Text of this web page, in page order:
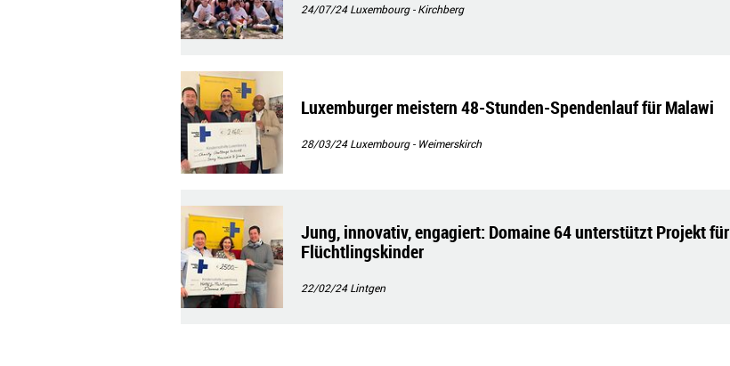
24/07/24Luxembourg - Kirchberg
Luxemburger meistern 48-Stunden-Spendenlauf für Malawi
28/03/24Luxembourg - Weimerskirch
Jung, innovativ, engagiert: Domaine 64 unterstützt Projekt für
Flüchtlingskinder
22/02/24Lintgen